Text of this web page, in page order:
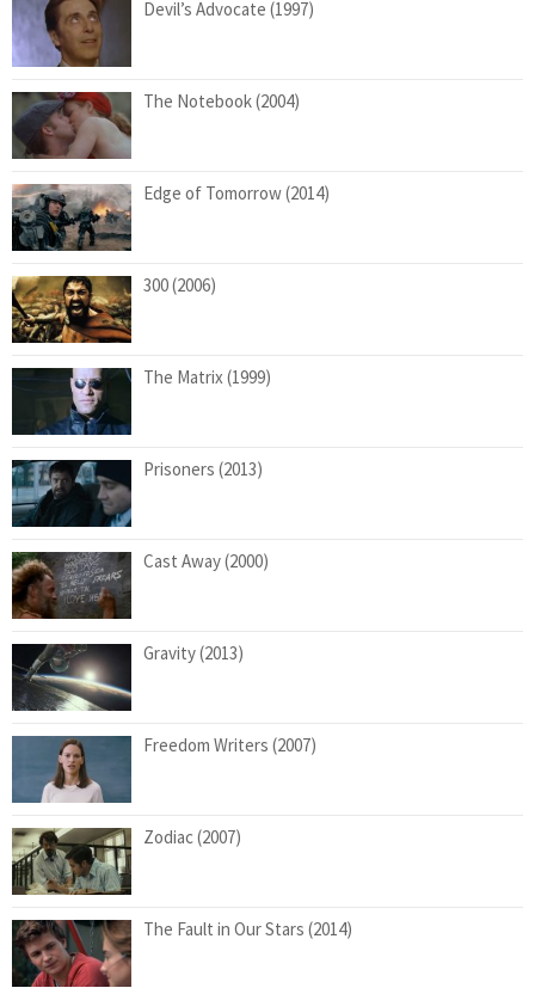
Devil’s Advocate (1997)
The Notebook (2004)
Edge of Tomorrow (2014)
300 (2006)
The Matrix (1999)
Prisoners (2013)
Cast Away (2000)
Gravity (2013)
Freedom Writers (2007)
Zodiac (2007)
The Fault in Our Stars (2014)